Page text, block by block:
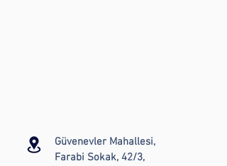
Güvenevler Mahallesi,
Farabi Sokak, 42/3,